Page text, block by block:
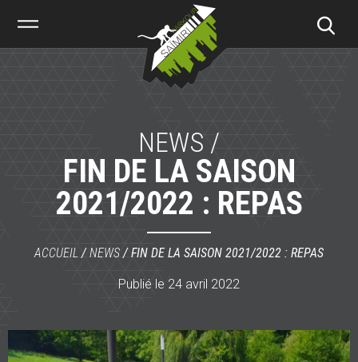
Parkour
NEWS /
FIN DE LA SAISON
2021/2022 : REPAS
ACCUEIL /NEWS/FIN DE LA SAISON 2021/2022 : REPAS
Publié le 24 avril 2022